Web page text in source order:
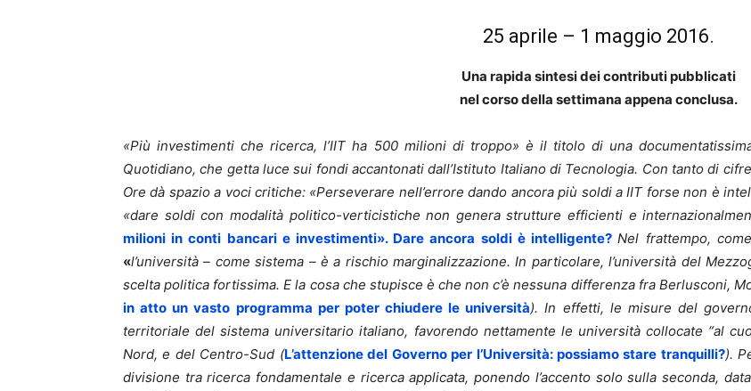
25 aprile – 1 maggio 2016.
Una rapida sintesi dei contributi pubblicati
nel corso della settimana appena conclusa.
«Più investimenti che ricerca, l’IIT ha 500 milioni di troppo» è il titolo di una
Quotidiano, che getta luce sui fondi accantonati dall’Istituto Italiano di Tecnologia. Con tanto di
Ore dà spazio a voci critiche: «Perseverare nell’errore dando ancora più soldi a IIT forse non è
«dare soldi con modalità politico-verticistiche non genera strutture efficienti e
milioni in conti bancari e investimenti». Dare ancora soldi è intelligente? Nel frattempo,
«l’università – come sistema – è a rischio marginalizzazione. In particolare, l’università del
scelta politica fortissima. E la cosa che stupisce è che non c’è nessuna differenza fra Berlusconi,
in atto un vasto programma per poter chiudere le università). In effetti, le misure del
territoriale del sistema universitario italiano, favorendo nettamente le università collocate “al
Nord, e del Centro-Sud (L’attenzione del Governo per l’Università: possiamo stare tranquilli?).
divisione tra ricerca fondamentale e ricerca applicata, ponendo l’accento solo sulla seconda,